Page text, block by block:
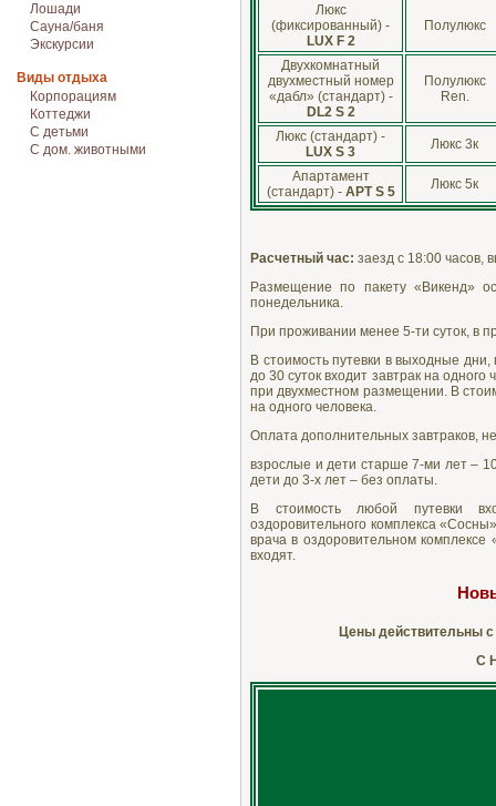
Лошади
Сауна/баня
Экскурсии
Виды отдыха
Корпорациям
Коттеджи
С детьми
С дом. животными
Люкс
(фиксированный) -
LUX F 2
Полулюкс
Двухкомнатный
двухместный номер
«дабл» (стандарт) -
DL2 S 2
Полулюкс
Ren.
Люкс (стандарт) -
LUX S 3
Люкс 3к
Апартамент
(стандарт) - APT S 5 Люкс 5к
Расчетный час: заезд с 18:00 часов,
Размещение по пакету «Викенд»
понедельника.
При проживании менее 5-ти суток, в
В стоимость путевки в выходные
до 30 суток входит завтрак на
при двухместном размещении. В
на одного человека.
Оплата дополнительных завтраков,
взрослые и дети старше 7-ми лет –
дети до 3-х лет – без оплаты.
В стоимость любой путевки
оздоровительного комплекса
врача в оздоровительном комплексе
входят.
Цены действительны с
С